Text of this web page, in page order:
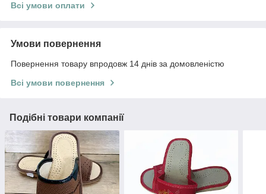
Всі умови оплати
Умови повернення
Повернення товару впродовж 14 днів за домовленістю
Всі умови повернення
Подібні товари компанії